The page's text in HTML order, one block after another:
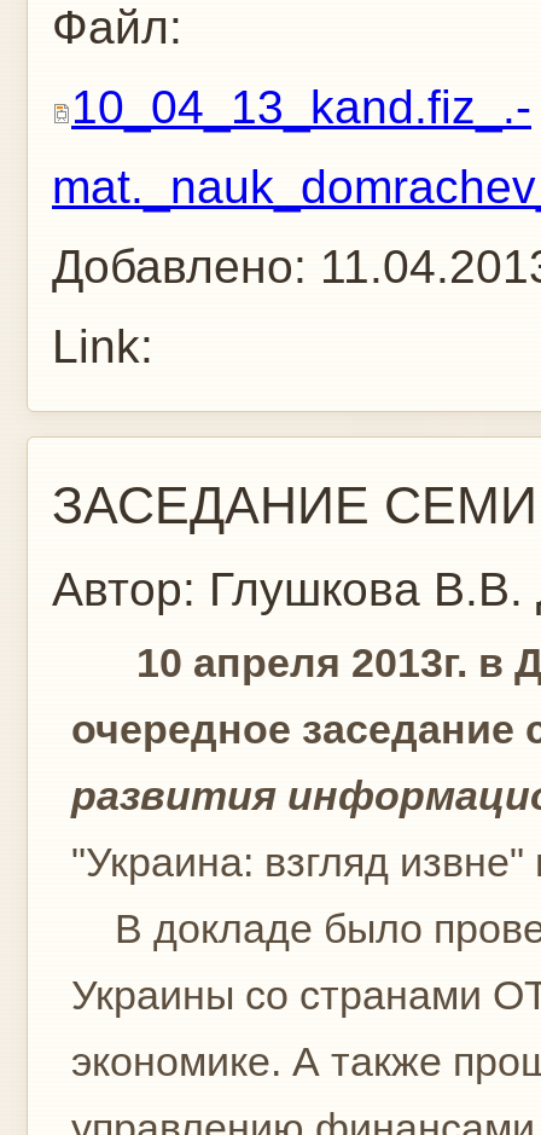
Файл:
10_04_13_kand.fiz_.-
Добавлено:
Link:
ЗАСЕДАНИЕ
Автор: Глушкова В.В.
10 апреля 2013г. в
очередное заседание
развития
"Украина: взгляд
В докладе было
Украины со странами
экономике. А также